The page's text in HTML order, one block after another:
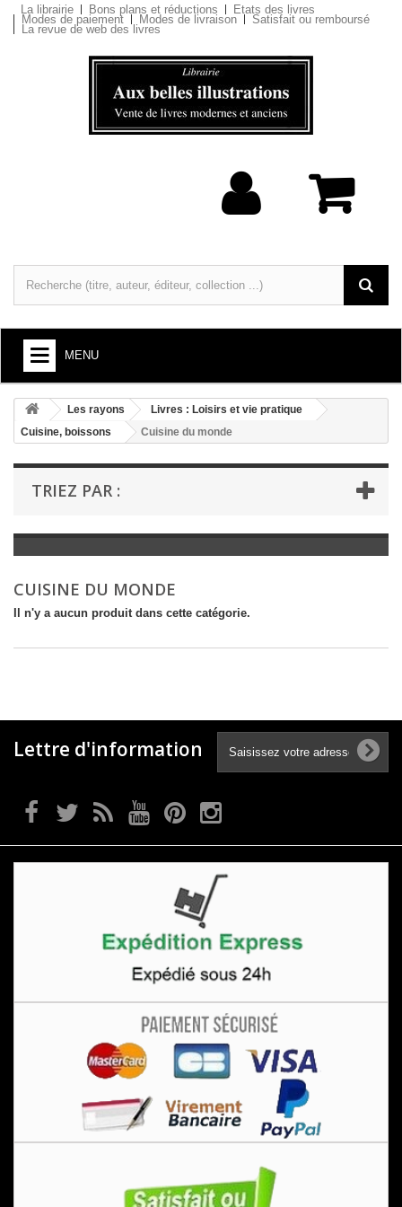
La librairie Bons plans et réductions Etats des livres
Modes de paiement Modes de livraison Satisfait ou remboursé
La revue de web des livres
MENU
+
LIVRES : ARTS ET SOCIÉTÉ
+
LIVRES : LITTÉRATURE
+
LIVRES : JEUNESSE
LIVRES ANCIENS AVANT 1900
Les rayons
Livres : Loisirs et vie pratique
Cuisine, boissons
Cuisine du monde
TRIEZ PAR :
CUISINE DU MONDE
Il n'y a aucun produit dans cette catégorie.
Lettre d'information